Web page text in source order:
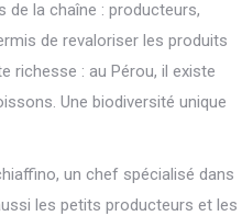
de la chaîne : producteurs,
de revaloriser les produits
richesse : au Pérou, il existe
Une biodiversité unique
un chef spécialisé dans
les petits producteurs et les